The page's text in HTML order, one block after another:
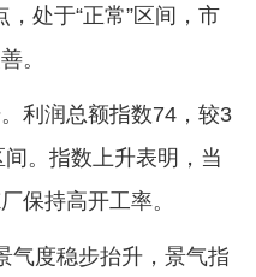
处于“正常”区间，市
。
利润总额指数74，较3
间。指数上升表明，当
保持高开工率。
气度稳步抬升，景气指